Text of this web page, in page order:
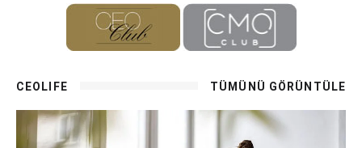
CEOLIFE TÜMÜNÜ GÖRÜNTÜLE